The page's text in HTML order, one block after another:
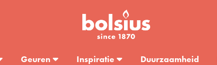
Geuren Inspiratie Duurzaamheid